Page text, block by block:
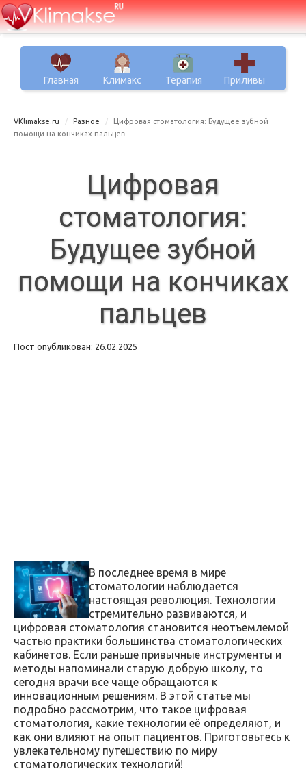
Главная Климакс Терапия Приливы
VKlimakse.ru Разное
Цифровая стоматология: Будущее зубной
помощи на кончиках пальцев
Цифровая
стоматология:
Будущее зубной
помощи на кончиках
пальцев
Пост опубликован: 26.02.2025
В последнее время в мире
стоматологии наблюдается
настоящая революция. Технологии
стремительно развиваются, и
цифровая стоматология становится неотъемлемой
частью практики большинства стоматологических
кабинетов. Если раньше привычные инструменты и
методы напоминали старую добрую школу, то
сегодня врачи все чаще обращаются к
инновационным решениям. В этой статье мы
подробно рассмотрим, что такое цифровая
стоматология, какие технологии её определяют, и
как они влияют на опыт пациентов. Приготовьтесь к
увлекательному путешествию по миру
стоматологических технологий!